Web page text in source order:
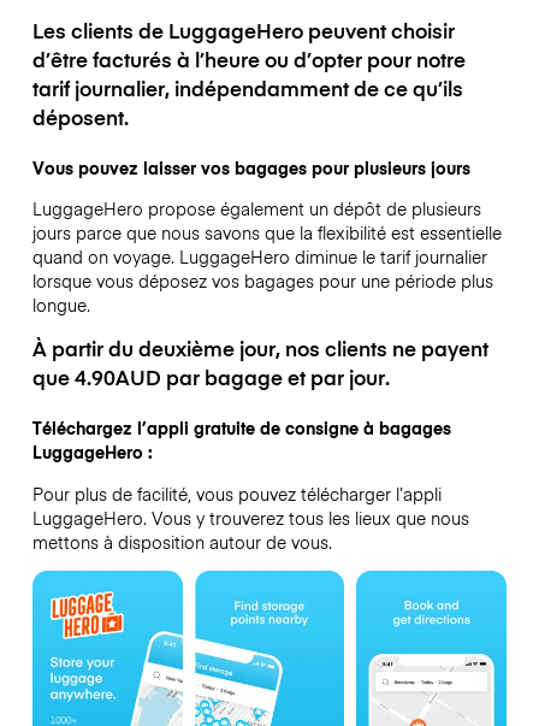
Les clients de LuggageHero peuvent choisir
d’être facturés à l’heure ou d’opter pour notre
tarif journalier, indépendamment de ce qu’ils
déposent.
Vous pouvez laisser vos bagages pour plusieurs jours
LuggageHero propose également un dépôt de plusieurs
jours parce que nous savons que la flexibilité est essentielle
quand on voyage. LuggageHero diminue le tarif journalier
lorsque vous déposez vos bagages pour une période plus
longue.
À partir du deuxième jour, nos clients ne payent
que 4.90AUD par bagage et par jour.
Téléchargez l’appli gratuite de consigne à bagages
LuggageHero :
Pour plus de facilité, vous pouvez télécharger l’appli
LuggageHero. Vous y trouverez tous les lieux que nous
mettons à disposition autour de vous.